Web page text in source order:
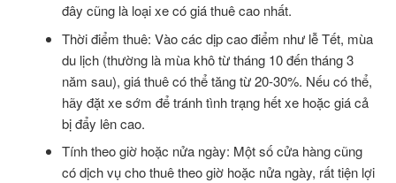
đây cũng là loại xe có giá thuê cao nhất.
Thời điểm thuê: Vào các dịp cao điểm như lễ Tết, mùa
du lịch (thường là mùa khô từ tháng 10 đến tháng 3
năm sau), giá thuê có thể tăng từ 20-30%. Nếu có thể,
hãy đặt xe sớm để tránh tình trạng hết xe hoặc giá cả
bị đẩy lên cao.
Tính theo giờ hoặc nửa ngày: Một số cửa hàng cũng
có dịch vụ cho thuê theo giờ hoặc nửa ngày, rất tiện lợi